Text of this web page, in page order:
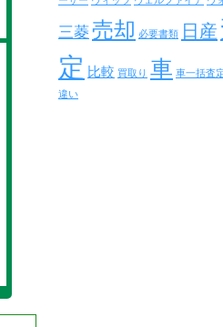
三菱売却 必要書類 日産
定 比較 買取り 車 車一括査
違い